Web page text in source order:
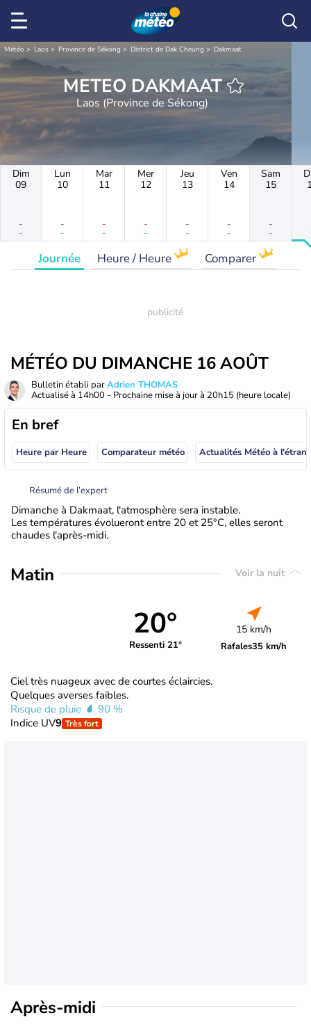
Météo Laos Province de Sékong District de Dak Cheung Dakmaat
METEO DAKMAAT
Laos (Province de Sékong)
Dim
09
-
-
Lun
10
-
-
Mar
11
-
-
Mer
12
-
-
Jeu
13
-
-
Ven
14
-
-
Sam
15
-
-
Journée Heure / Heure Comparer
MÉTÉO DU DIMANCHE 16 AOÛT
Bulletin établi parAdrien THOMAS
Actualisé à 14h00 - Prochaine mise à jour à 20h15 (heure locale)
En bref
Heure par Heure Comparateur météo
Résumé de l’expert
Dimanche à Dakmaat, l'atmosphère sera instable.
Les températures évolueront entre 20 et 25°C, elles seront
chaudes l'après-midi.
Matin Voir la nuit
20°
Ressenti 21°
15 km/h
Rafales35 km/h
Ciel très nuageux avec de courtes éclaircies.
Quelques averses faibles.
Risque de pluie
90 %
Indice UV9 Très fort
Après-midi